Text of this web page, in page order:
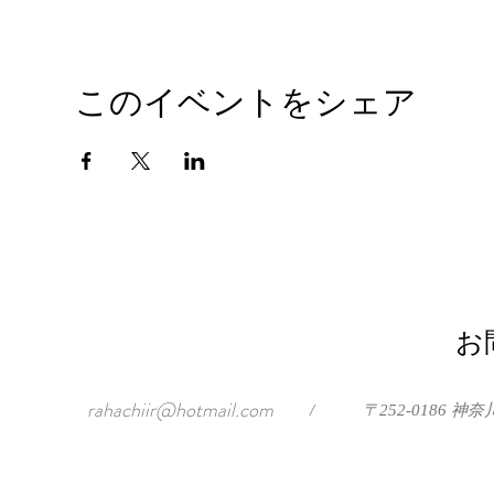
このイベントをシェア
お
rahachiir@hotmail.com / 〒252-0186 神奈